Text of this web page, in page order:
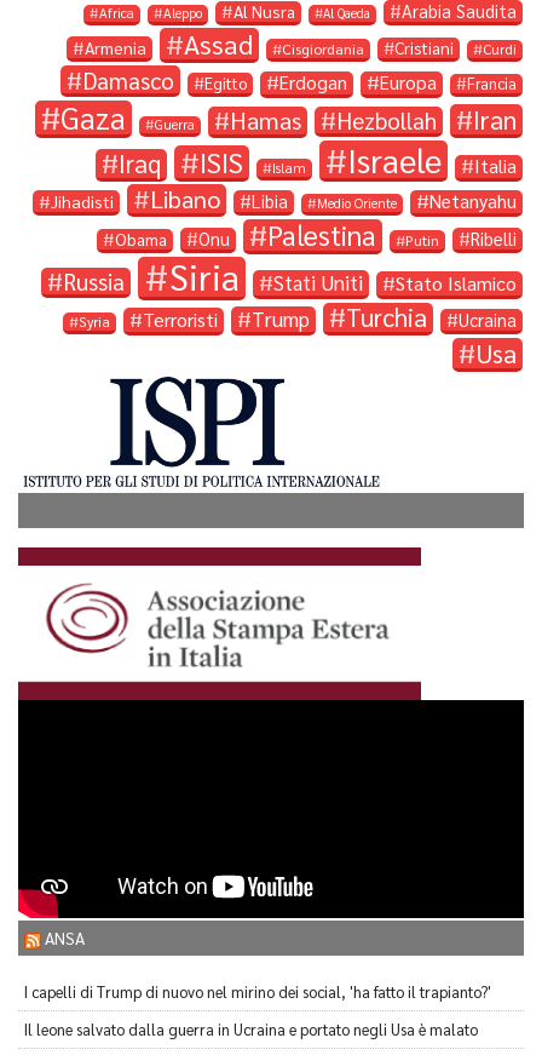
Africa Aleppo Al Nusra Al Qaeda Arabia Saudita
Armenia Assad Cisgiordania Cristiani Curdi
Damasco Egitto Erdogan Europa Francia
Gaza Guerra Hamas Hezbollah Iran
Iraq ISIS Islam Israele Italia
Jihadisti Libano Libia Medio Oriente Netanyahu
Obama Onu Palestina Putin Ribelli
Russia Siria Stati Uniti Stato Islamico
Syria Terroristi Trump Turchia Ucraina
Usa
ANSA
I capelli di Trump di nuovo nel mirino dei social, 'ha fatto il trapianto?'
Il leone salvato dalla guerra in Ucraina e portato negli Usa è malato